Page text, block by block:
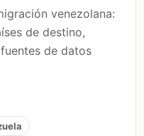
venezolana:
de destino,
de datos